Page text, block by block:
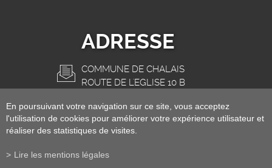
ADRESSE
COMMUNE DE CHALAIS
ROUTE DE L'EGLISE 10 B
INFO@CHALAIS.CH
En poursuivant votre navigation sur ce site, vous acceptez
l'utilisation de cookies pour améliorer votre expérience utilisateur et
réaliser des statistiques de visites.
Lire les mentions légales